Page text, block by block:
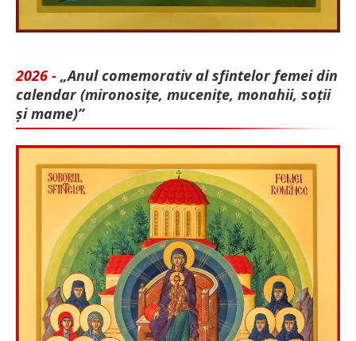
2026 - „Anul comemorativ al sfintelor femei din
calendar (mironosițe, mu­cenițe, monahii, soții
și mame)”